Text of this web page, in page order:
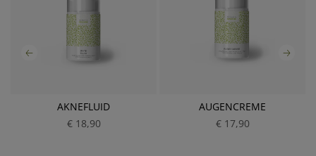
AKNEFLUID
€ 18,90
AUGENCREME
€ 17,90